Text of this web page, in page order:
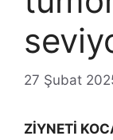
27 Şubat
ZİYNETİ